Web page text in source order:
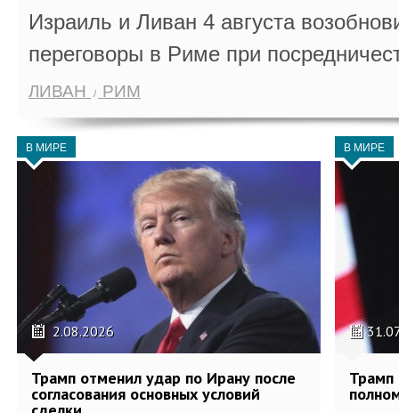
Израиль и Ливан 4 августа
переговоры в Риме при
ЛИВАН РИМ
В МИРЕ
2.08.2026
Трамп отменил удар по Ирану после
согласования основных условий
В МИРЕ
Трамп